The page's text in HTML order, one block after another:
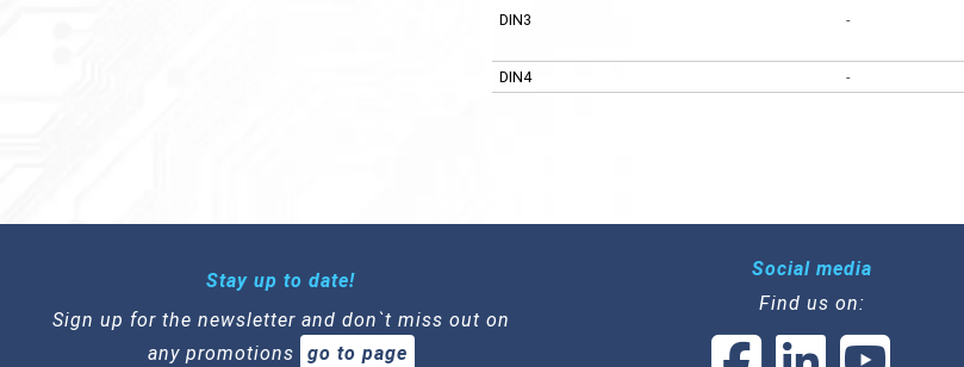
DIN3 -
DIN4 -
Stay up to date!
Sign up for the newsletter and don`t miss out on
any promotions
go to page
Social media
Find us on: